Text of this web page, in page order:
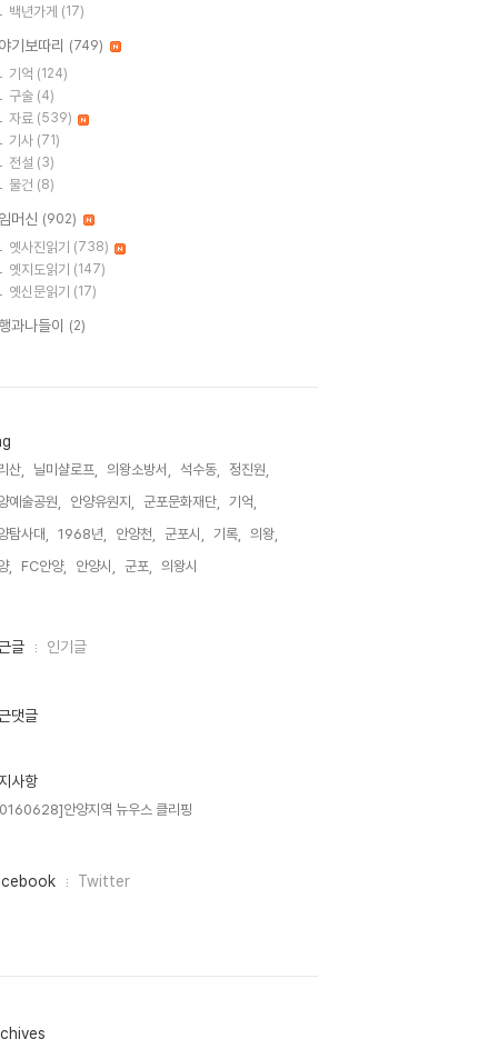
백년가게 (17)
기보따리 (749)
기억 (124)
구술 (4)
자료 (539)
기사 (71)
전설 (3)
물건 (8)
머신 (902)
옛사진읽기 (738)
옛지도읽기 (147)
옛신문읽기 (17)
과나들이 (2)
산, 닐미샬로프, 의왕소방서, 석수동,
정진원,
예술공원,
안양유원지, 군포문화재단,
기억,
탐사대,
1968년, 안양천, 군포시, 기록,
의왕,
,
FC안양, 안양시, 군포, 의왕시,
글 인기글
댓글
사항
안양지역 뉴우스 클리핑
Twitter